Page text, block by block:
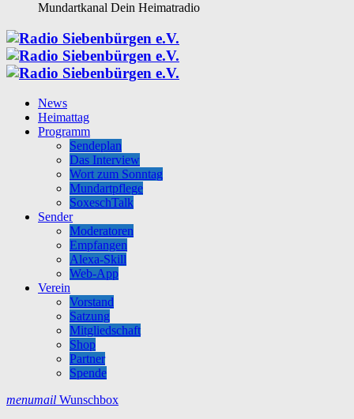
Mundartkanal Dein Heimatradio
News
Heimattag
Programm
Sendeplan
Das Interview
Wort zum Sonntag
Mundartpflege
SoxeschTalk
Sender
Moderatoren
Empfangen
Alexa-Skill
Web-App
Verein
Vorstand
Satzung
Mitgliedschaft
Shop
Partner
Spende
menumail Wunschbox